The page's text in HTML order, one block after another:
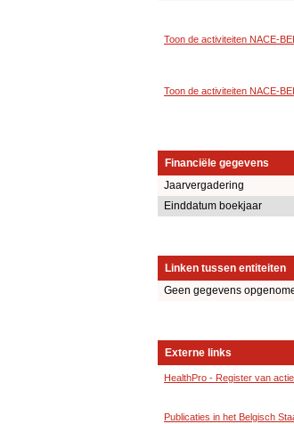
Toon de activiteiten NACE-
Toon de activiteiten NACE-
Financiële gegevens
Jaarvergadering
Einddatum boekjaar
Linken tussen entiteiten
Geen gegevens
Externe links
HealthPro - Register van
Publicaties in het Belgisch